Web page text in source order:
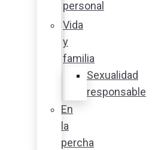
personal
Vida
y
familia
Sexualidad
responsable
En
la
percha